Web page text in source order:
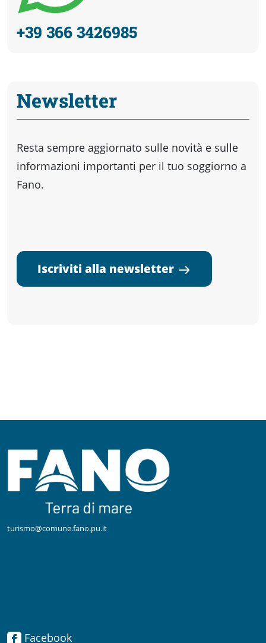
+39 366 3426985
Newsletter
Resta sempre aggiornato sulle novità e sulle
informazioni importanti per il tuo soggiorno a
Fano.
Iscriviti alla newsletter
turismo@comune.fano.pu.it
Facebook